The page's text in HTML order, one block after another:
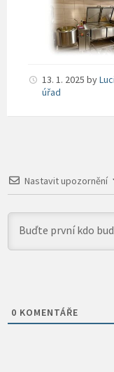
13. 1. 2025 by
úřad
Nastavit upozornění
0 KOMENTÁŘE